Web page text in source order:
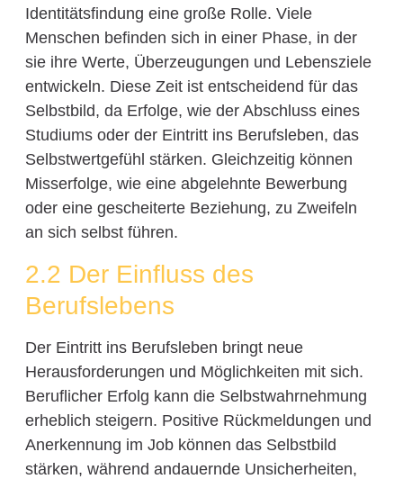
Identitätsfindung eine große Rolle. Viele
Menschen befinden sich in einer Phase, in der
sie ihre Werte, Überzeugungen und Lebensziele
entwickeln. Diese Zeit ist entscheidend für das
Selbstbild, da Erfolge, wie der Abschluss eines
Studiums oder der Eintritt ins Berufsleben, das
Selbstwertgefühl stärken. Gleichzeitig können
Misserfolge, wie eine abgelehnte Bewerbung
oder eine gescheiterte Beziehung, zu Zweifeln
an sich selbst führen.
2.2 Der Einfluss des
Berufslebens
Der Eintritt ins Berufsleben bringt neue
Herausforderungen und Möglichkeiten mit sich.
Beruflicher Erfolg kann die Selbstwahrnehmung
erheblich steigern. Positive Rückmeldungen und
Anerkennung im Job können das Selbstbild
stärken, während andauernde Unsicherheiten,